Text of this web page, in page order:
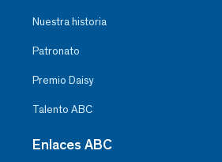
Nuestra historia
Patronato
Premio Daisy
Talento ABC
Enlaces ABC